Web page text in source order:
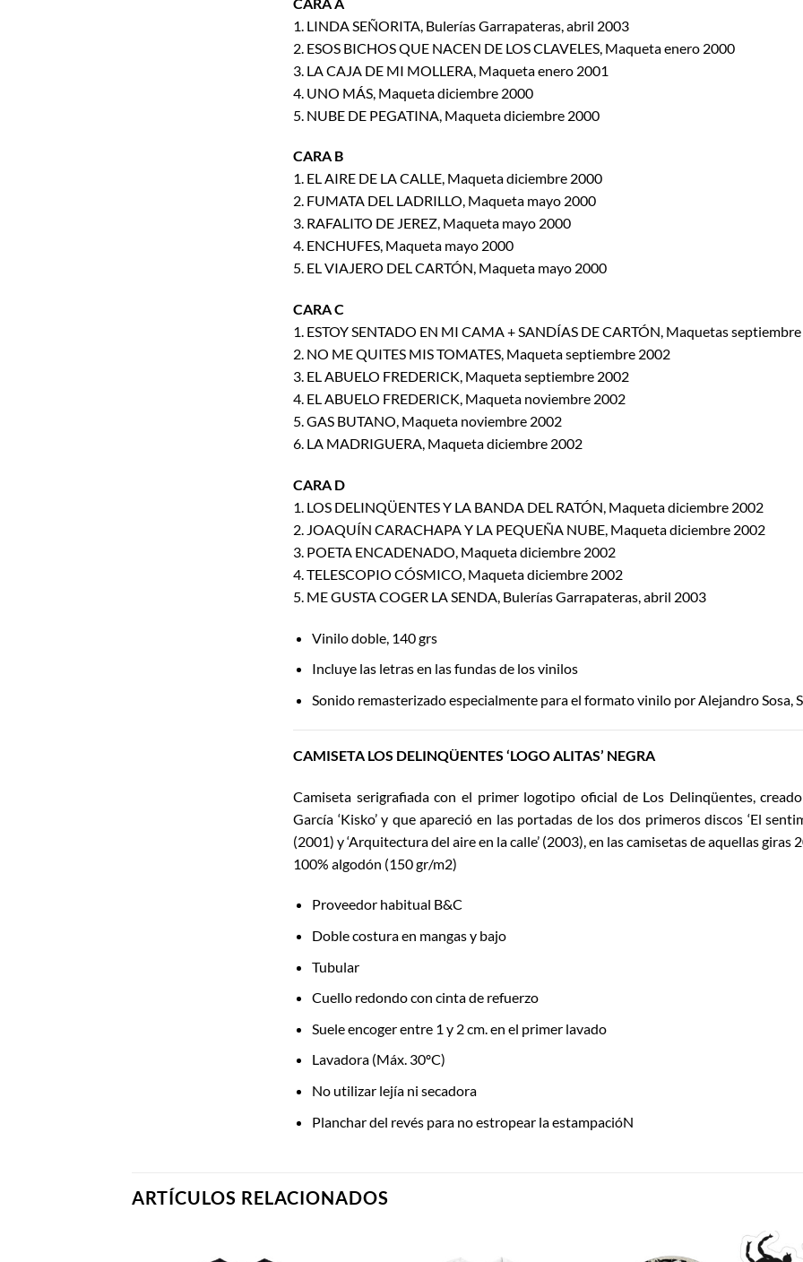
1. LINDA SEÑORITA, Bulerías Garrapateras, abril 2003
2. ESOS BICHOS QUE NACEN DE LOS CLAVELES, Maqueta enero 2000
3. LA CAJA DE MI MOLLERA, Maqueta enero 2001
4. UNO MÁS, Maqueta diciembre 2000
5. NUBE DE PEGATINA, Maqueta diciembre 2000
CARA B
1. EL AIRE DE LA CALLE, Maqueta diciembre 2000
2. FUMATA DEL LADRILLO, Maqueta mayo 2000
3. RAFALITO DE JEREZ, Maqueta mayo 2000
4. ENCHUFES, Maqueta mayo 2000
5. EL VIAJERO DEL CARTÓN, Maqueta mayo 2000
CARA C
1. ESTOY SENTADO EN MI CAMA + SANDÍAS DE CARTÓN, Maquetas
2. NO ME QUITES MIS TOMATES, Maqueta septiembre 2002
3. EL ABUELO FREDERICK, Maqueta septiembre 2002
4. EL ABUELO FREDERICK, Maqueta noviembre 2002
5. GAS BUTANO, Maqueta noviembre 2002
6. LA MADRIGUERA, Maqueta diciembre 2002
CARA D
1. LOS DELINQÜENTES Y LA BANDA DEL RATÓN, Maqueta diciembre 2002
2. JOAQUÍN CARACHAPA Y LA PEQUEÑA NUBE, Maqueta diciembre 2002
3. POETA ENCADENADO, Maqueta diciembre 2002
4. TELESCOPIO CÓSMICO, Maqueta diciembre 2002
5. ME GUSTA COGER LA SENDA, Bulerías Garrapateras, abril 2003
Vinilo doble, 140 grs
Incluye las letras en las fundas de los vinilos
Sonido remasterizado especialmente para el formato vinilo por Alejandro Sosa,
CAMISETA LOS DELINQÜENTES ‘LOGO ALITAS’ NEGRA
Camiseta serigrafiada con el primer logotipo oficial de Los Delinqüentes,
García ‘Kisko’ y que apareció en las portadas de los dos primeros discos ‘El
(2001) y ‘Arquitectura del aire en la calle’ (2003), en las camisetas de aquellas
100% algodón (150 gr/m2)
Proveedor habitual B&C
Doble costura en mangas y bajo
Tubular
Cuello redondo con cinta de refuerzo
Suele encoger entre 1 y 2 cm. en el primer lavado
Lavadora (Máx. 30ºC)
No utilizar lejía ni secadora
Planchar del revés para no estropear la estampacióN
ARTÍCULOS RELACIONADOS